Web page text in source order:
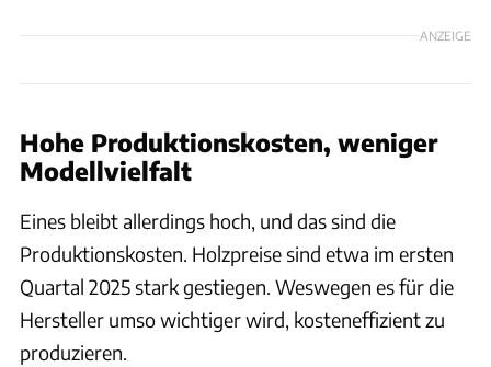
ANZEIGE
Hohe Produktionskosten, weniger
Modellvielfalt
Eines bleibt allerdings hoch, und das sind die
Produktionskosten. Holzpreise sind etwa im ersten
Quartal 2025 stark gestiegen. Weswegen es für die
Hersteller umso wichtiger wird, kosteneffizient zu
produzieren.